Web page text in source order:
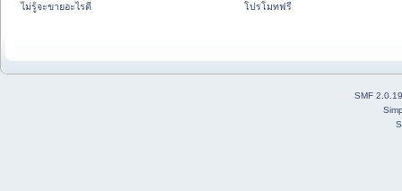
ไม่รู้จะขายอะไรดี
โปรโมทฟรี
SMF 2.0.19